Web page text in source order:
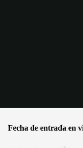
Fecha de entrada en